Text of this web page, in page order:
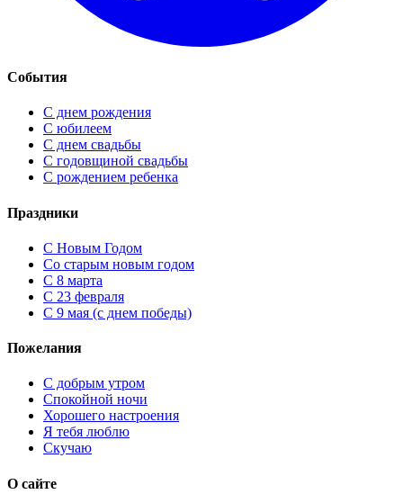
События
С днем рождения
С юбилеем
С днем свадьбы
С годовщиной свадьбы
С рождением ребенка
Праздники
C Новым Годом
Cо старым новым годом
С 8 марта
С 23 февраля
С 9 мая (с днем победы)
Пожелания
С добрым утром
Спокойной ночи
Хорошего настроения
Я тебя люблю
Скучаю
О сайте